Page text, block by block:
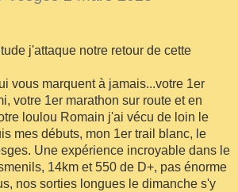
j'attaque notre retour de cette
vous marquent à jamais...votre 1er
votre 1er marathon sur route et en
loulou Romain j'ai vécu de loin le
mes débuts, mon 1er trail blanc, le
Une expérience incroyable dans le
14km et 550 de D+, pas énorme
nos sorties longues le dimanche s'y